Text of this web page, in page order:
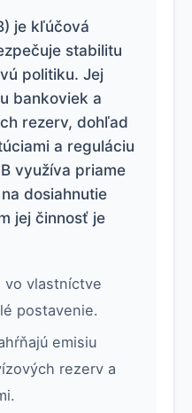
je kľúčová
stabilitu
politiku. Jej
bankoviek a
rezerv, dohľad
a reguláciu
využíva priame
dosiahnutie
jej činnosť je
vo vlastníctve
postavenie.
emisiu
rezerv a